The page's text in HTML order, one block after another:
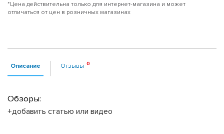
*Цена действительна только для интернет-магазина и может
отличаться от цен в розничных магазинах
Описание Отзывы
Обзоры:
+добавить статью или видео